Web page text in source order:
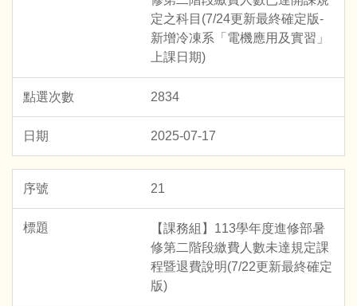
定之科目(7/24更新最終確定版-
新增冷凍系「電機應用及實習」
上課日期)
2834
2025-07-17
21
【課務組】113學年度進修部暑
修第二階段繳費人數未達規定課
程暨退費說明(7/22更新最終確定
版)